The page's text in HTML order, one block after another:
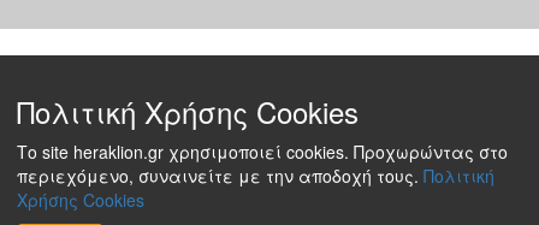
Πολιτική Χρήσης Cookies
Το site heraklion.gr χρησιμοποιεί cookies. Προχωρώντας στο
περιεχόμενο, συναινείτε με την αποδοχή τους. Πολιτική
Χρήσης Cookies